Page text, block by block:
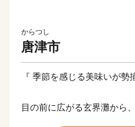
からつし
唐津市
『 季節を感じる美味いが勢
目の前に広がる玄界灘から